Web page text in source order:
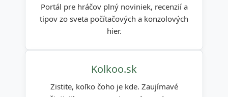
Portál pre hráčov plný noviniek, recenzií a
tipov zo sveta počítačových a konzolových
hier.
Kolkoo.sk
Zistite, koľko čoho je kde. Zaujímavé